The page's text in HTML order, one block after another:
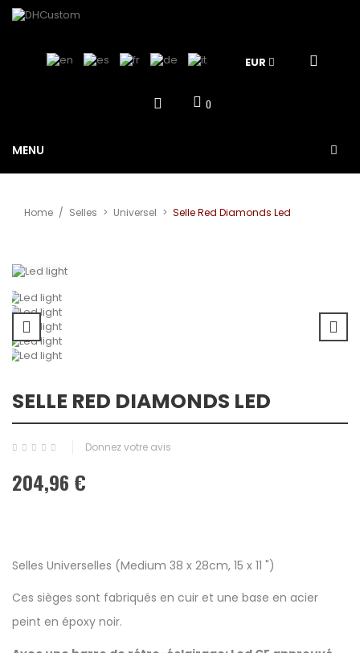
EUR
0
MENU
Home / Selles > Universel > Selle Red Diamonds Led
SELLE RED DIAMONDS LED
Donnez votre avis
204,96 €
Selles Universelles (Medium 38 x 28cm, 15 x 11 ")
Ces sièges sont fabriqués en cuir et une base en acier
peint en époxy noir.